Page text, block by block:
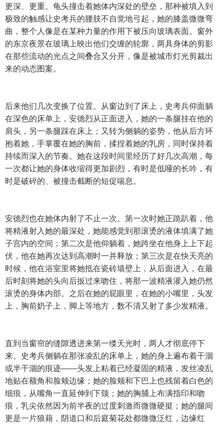
更深、更重。龟头撞击着她体内深处的壁垒，那种被填入到
极致的触感让史考兵的腰肢不自觉地弓起，她的膝盖微微弯
曲，整个人像是在某种力量的作用下被压向玻璃表面。窗外
的东京夜景在玻璃上映出他们交缠的轮廓，两具身体的剪影
在那些流动的光点之间叠合又分开，像是被城市灯光剪裁出
来的动态图案。
后来他们几次变换了位置。从窗边到了床上，史考兵仰面躺
在深色的床单上，安德烈从正面进入，她的一条腿挂在他的
肩头，另一条腿踩在床上；又转为侧躺的姿势，他从后方环
抱着她，手掌覆在她的胸前，揉捏着她的乳房，同时保持着
持续而深入的节奏。她在这段时间里经历了好几次高潮，每
一次都让她的身体收缩得更加剧烈，有时是低哑的长吟，有
时是破碎的、被撞击截断的短促喘息。
安德烈也在她体内射了不止一次。第一次时她正跪趴着，他
将精液射入她的最深处，她能感觉到那滚烫的液体填满了她
子宫内的空间；第二次是他仰躺着，她跨坐在他身上上下起
伏，他在她再次达到高潮时一并释放；第三次是在快天亮的
时候，他在浴室里将她抵在瓷砖墙壁上，从后面进入，在最
后时刻将她的头向后扳过来吻住，将那一波精液灌入她仍然
滚烫的身体内部。之后在她的屁眼里，在她的小嘴里，头发
上，胸前奶子上，脚上等地方，数不清又射了多少发精液。
直到当窗帘的缝隙透进来第一缕天光时，两人才彻底停下
来。史考兵侧躺在那张凌乱的床单上，她的身上遍布着干涸
或半干涸的痕迹——头发上粘着已经凝固的精液，发丝凌乱
地贴在额角和脸颊边缘；她的脸颊和下巴上也残留着白色的
细痕，从嘴角一直延伸到下颌；她的胸脯上布满指印和吻
痕，乳尖依然因为前半夜的过度刺激而微微硬挺；她的腿间
更是一片狼藉，阴道口和后庭菊花处都微微泛红，边缘红